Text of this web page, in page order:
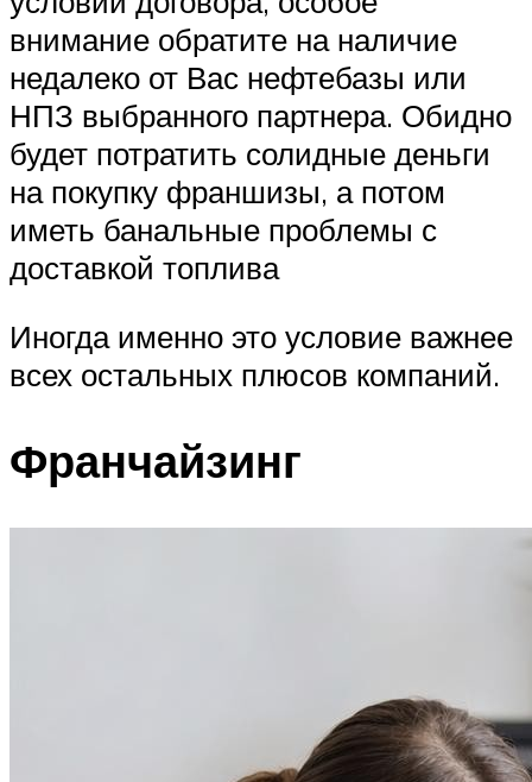
внимание обратите на наличие
недалеко от Вас нефтебазы или
НПЗ выбранного партнера. Обидно
будет потратить солидные деньги
на покупку франшизы, а потом
иметь банальные проблемы с
доставкой топлива
Иногда именно это условие важнее
всех остальных плюсов компаний.
Франчайзинг